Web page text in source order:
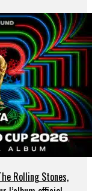
Rolling Stones,